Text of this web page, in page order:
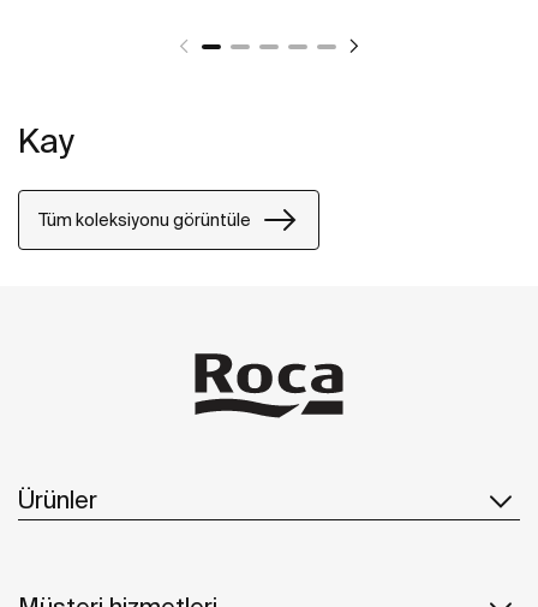
Kay
Tüm koleksiyonu görüntüle
Ürünler